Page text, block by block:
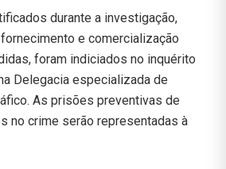
durante a investigação,
e comercialização
foram indiciados no inquérito
Delegacia especializada de
As prisões preventivas de
no crime serão representadas à